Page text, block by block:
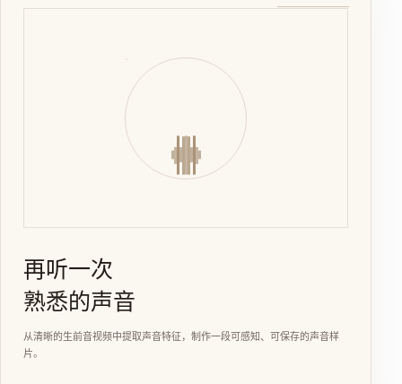
再听一次
熟悉的声音
从清晰的生前音视频中提取声音特征，制作一段可感知、可保存的声音样
片。